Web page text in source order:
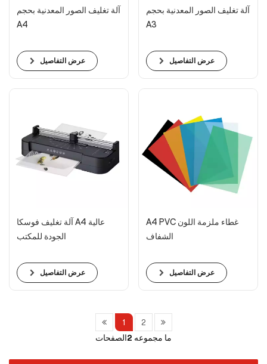
آلة تغليف الصور المعدنية بحجم
A4
عرض التفاصيل
آلة تغليف الصور المعدنية بحجم
A3
عرض التفاصيل
آلة تغليف فوسكا A4 عالية
الجودة للمكتب
عرض التفاصيل
A4 PVC غطاء ملزمة اللون
الشفاف
عرض التفاصيل
1
2
ما مجموعه 2الصفحات